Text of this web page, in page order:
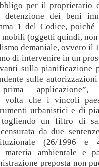
per il proprietario
detenzione dei beni
1 del Codice,
mobili (oggetti quindi,
demaniale, ovvero il
di intervenire in un
sulla pianificazione
sulle autorizzazioni
applicazione”,
volta che i vincoli
urbanistici e di
togliendo un filtro di
da due
(26/1996 e
ambientale e
preposta non